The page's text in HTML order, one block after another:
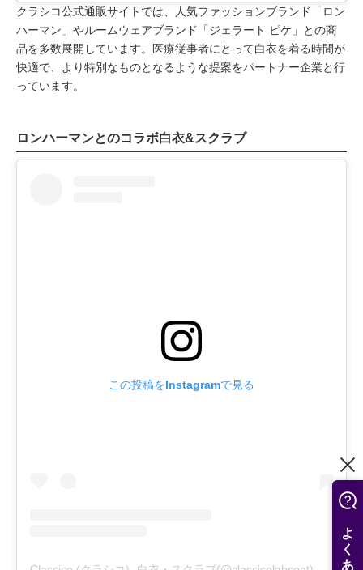
クラシコ公式通販サイトでは、人気ファッションブランド「ロン
ハーマン」やルームウェアブランド「ジェラート ピケ」との商
品を多数展開しています。医療従事者にとって白衣を着る時間が
快適で、より特別なものとなるような提案をパートナー企業と行
っています。
ロンハーマンとのコラボ白衣&スクラブ
この投稿をInstagramで見る